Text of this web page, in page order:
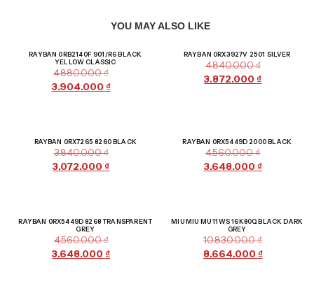
YOU MAY ALSO LIKE
RAYBAN 0RB2140F 901/R6 BLACK
YELLOW CLASSIC
4.880.000₫
3.904.000 ₫
RAYBAN 0RX3927V 2501 SILVER
4.840.000₫
3.872.000₫
RAYBAN 0RX7265 8260 BLACK
3.840.000₫
3.072.000₫
RAYBAN 0RX5449D 2000 BLACK
4.560.000₫
3.648.000 ₫
RAYBAN 0RX5449D 8268 TRANSPARENT
GREY
4.560.000₫
3.648.000₫
MIU MIU MU 11WS 16K80Q BLACK DARK
GREY
10.830.000₫
8.664.000 ₫